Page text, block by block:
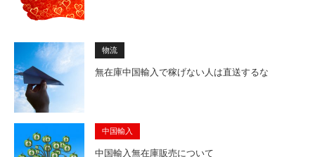
物流
無在庫中国輸入で稼げない人は直送するな
中国輸入
中国輸入無在庫販売について